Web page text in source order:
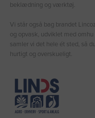
beklædning og værktøj.
Vi står også bag brandet
og opvask, udviklet med
samler vi det hele ét sted, så
hurtigt og overskueligt.